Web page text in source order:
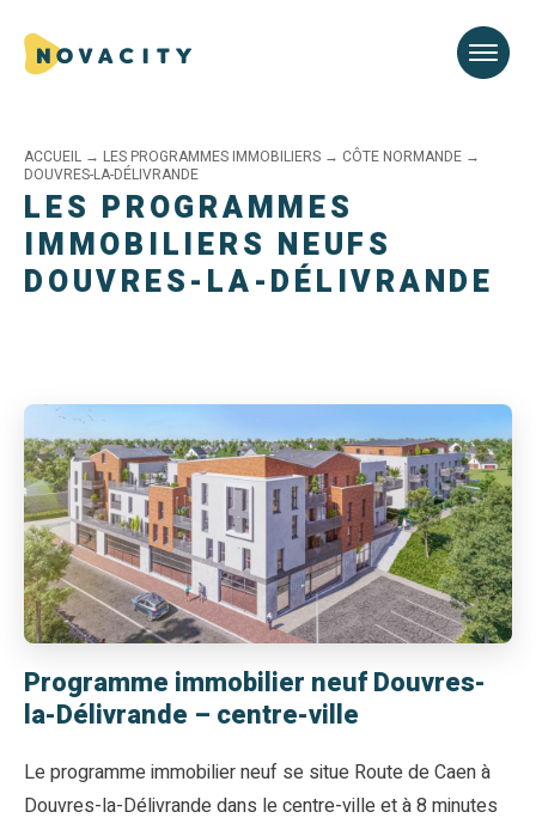
ACCUEIL → LES PROGRAMMES IMMOBILIERS → CÔTE NORMANDE →
DOUVRES-LA-DÉLIVRANDE
LES PROGRAMMES
IMMOBILIERS NEUFS
DOUVRES-LA-DÉLIVRANDE
Programme immobilier neuf Douvres-
la-Délivrande – centre-ville
Le programme immobilier neuf se situe Route de Caen à
Douvres-la-Délivrande dans le centre-ville et à 8 minutes